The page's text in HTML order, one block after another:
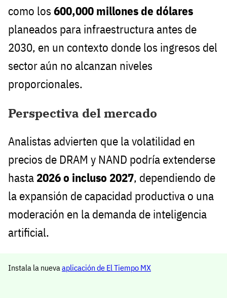
como los 600,000 millones de dólares
planeados para infraestructura antes de
2030, en un contexto donde los ingresos del
sector aún no alcanzan niveles
proporcionales.
Perspectiva del mercado
Analistas advierten que la volatilidad en
precios de DRAM y NAND podría extenderse
hasta 2026 o incluso 2027, dependiendo de
la expansión de capacidad productiva o una
moderación en la demanda de inteligencia
artificial.
Instala la nuevaaplicación de El Tiempo MX